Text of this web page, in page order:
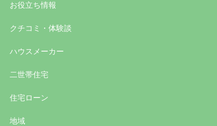
お役立ち情報
クチコミ・体験談
ハウスメーカー
二世帯住宅
住宅ローン
地域